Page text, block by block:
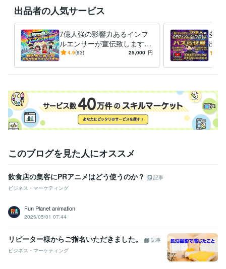
ビジネス・クリエイティブツール
ChatGPT:4年CapCut:4年Vrew:4年Canva:8年Adobe Analytics:1年
Adobe Firefly:1年
その他ツール
営業コンサル:20年
経営コンサルタント:15年
法人営業:20年
得意分野
住まい・美容・生活相談 生活固定費の削減
通信/エネルギー事業
学習指導・資格・キャリア相談 営業コンサル
営業コンサル
明海大学 2001年3月 ~ 2005年2月
語学力
出品者の人気サービス
7億人強の影響力あるインフ
ルエンサーが宣伝致します
大ヒット商品多数/1000万再
4.9(93) 25,000 円
多種
出演
ン・
このブログを見た人にオススメ
飲食店の集客にPRアニメはどう使うのか？
記事
ビジネス・マーケティング
Fun Planet animation
2026/05/01 07:44
リピーター様からご指名いただきました。
記事
ビジネス・マーケティング